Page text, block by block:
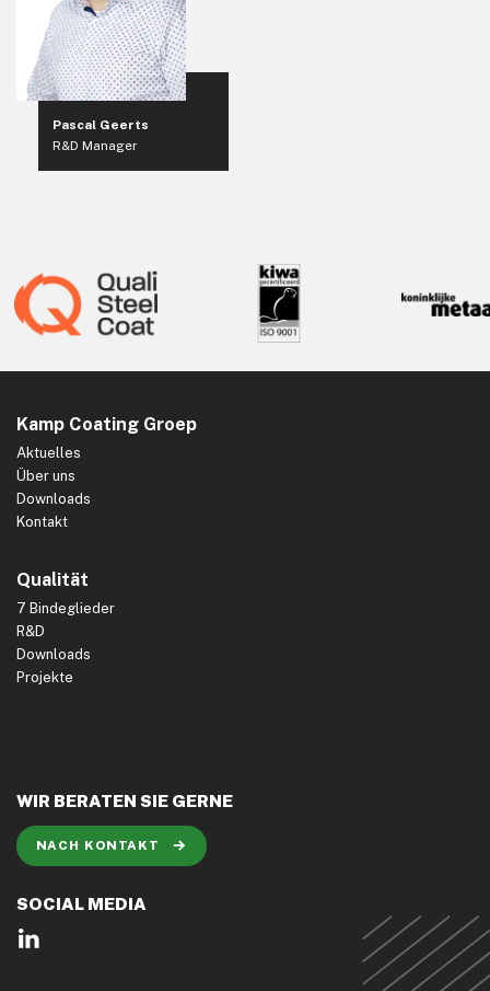
Pascal Geerts
R&D Manager
Kamp Coating Groep
Aktuelles
Über uns
Downloads
Kontakt
Qualität
7 Bindeglieder
R&D
Downloads
Projekte
WIR BERATEN SIE GERNE
NACH KONTAKT
SOCIAL MEDIA